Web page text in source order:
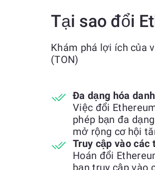
Tại sao đổi
Khám phá lợi ích của
(TON)
Đa dạng hóa
Việc đổi
phép bạn đa
mở rộng cơ hội
Truy cập vào
Hoán đổi
bạn truy cập vào